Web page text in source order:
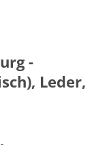
-
Leder,